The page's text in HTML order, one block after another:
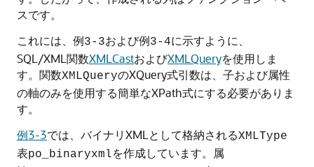
スです。
これには、 例3-3および例3-4に示すように、
SQL/XML関数XMLCastおよびXMLQueryを使用しま
す。関数XMLQueryのXQuery式引数は、子および属性
の軸のみを使用する簡単なXPath式にする必要がありま
す。
例3-3では、バイナリXMLとして格納されるXMLType
表po_binaryxmlを作成しています。属